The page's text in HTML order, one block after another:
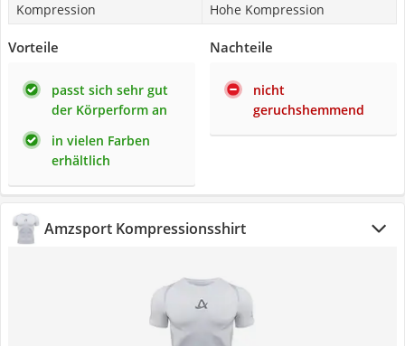
Kompression
Hohe Kompression
Vorteile
passt sich sehr gut
der Körperform an
in vielen Farben
erhältlich
Nachteile
nicht
geruchshemmend
Amzsport Kompressionsshirt